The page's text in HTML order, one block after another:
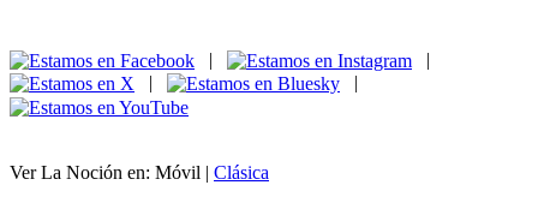
|
|
|
|
Ver La Noción en: Móvil | Clásica